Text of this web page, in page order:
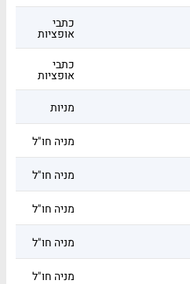
כתבי
אופציות
כתבי
אופציות
מניות
מניה חו"ל
מניה חו"ל
מניה חו"ל
מניה חו"ל
מניה חו"ל